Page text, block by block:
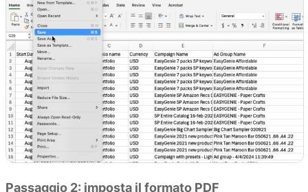
Passaggio 2: imposta il formato PDF